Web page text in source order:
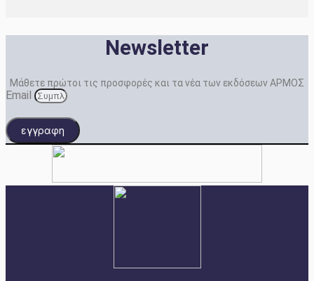
Newsletter
Μάθετε πρώτοι τις προσφορές και τα νέα των εκδόσεων ΑΡΜΟΣ
Email
εγγραφη